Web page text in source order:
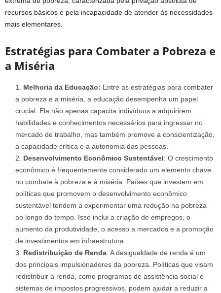
recursos básicos e pela incapacidade de atender às necessidades
mais elementares.
Estratégias para Combater a Pobreza e
a Miséria
Melhoria da Educação: Entre as estratégias para combater
a pobreza e a miséria, a educação desempenha um papel
crucial. Ela não apenas capacita indivíduos a adquirirem
habilidades e conhecimentos necessários para ingressar no
mercado de trabalho, mas também promove a conscientização,
a capacidade crítica e a autonomia das pessoas.
Desenvolvimento Econômico Sustentável: O crescimento
econômico é frequentemente considerado um elemento chave
no combate à pobreza e à miséria. Países que investem em
políticas que promovem o desenvolvimento econômico
sustentável tendem a experimentar uma redução na pobreza
ao longo do tempo. Isso inclui a criação de empregos, o
aumento da produtividade, o acesso a mercados e a promoção
de investimentos em infraestrutura.
Redistribuição de Renda: A desigualdade de renda é um
dos principais impulsionadores da pobreza. Políticas que visam
redistribuir a renda, como programas de assistência social e
sistemas de impostos progressivos, podem ajudar a reduzir a